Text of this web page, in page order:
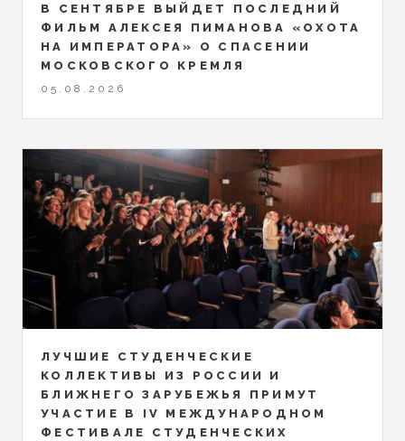
В СЕНТЯБРЕ ВЫЙДЕТ ПОСЛЕДНИЙ
ФИЛЬМ АЛЕКСЕЯ ПИМАНОВА «ОХОТА
НА ИМПЕРАТОРА» О СПАСЕНИИ
МОСКОВСКОГО КРЕМЛЯ
05.08.2026
ЛУЧШИЕ СТУДЕНЧЕСКИЕ
КОЛЛЕКТИВЫ ИЗ РОССИИ И
БЛИЖНЕГО ЗАРУБЕЖЬЯ ПРИМУТ
УЧАСТИЕ В IV МЕЖДУНАРОДНОМ
ФЕСТИВАЛЕ СТУДЕНЧЕСКИХ